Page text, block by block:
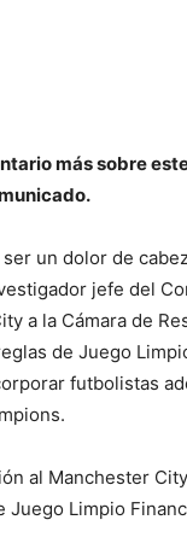
más sobre
un dolor de
jefe del
a la Cámara de
de Juego
futbolistas
al Manchester
Limpio